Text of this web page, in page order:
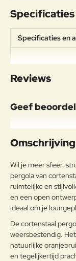
Specificaties
Specificaties en
Specificaties
Reviews
Geef
Uw naam:
g:
Note:
Waardering:
Waarderin
g:
Slecht
Omschrijving
Wil je meer sfeer,
pergola van
ruimtelijke en
en een open
ideaal om je
De cortenstaal
weersbestendig.
natuurlijke
en tegelijkertijd